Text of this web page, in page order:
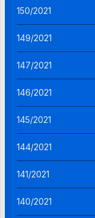
150/2021
149/2021
147/2021
146/2021
145/2021
144/2021
141/2021
140/2021